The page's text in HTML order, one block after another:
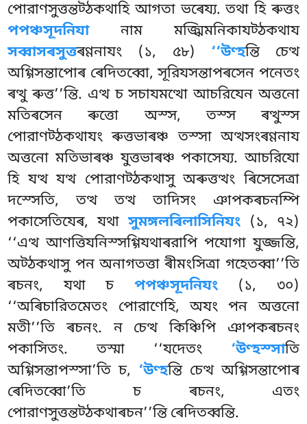
পোরাণসুত্তন্তট্ঠকথাহি আগতা ভৰেয্য. তথা হি ৰুত্তং
পপঞ্চসূদনিযানাম মজ্ঝিমনিকাযট্ঠকথায
সব্বাসৰসুত্তৰণ্ণনাযং (১, ৫৮) ‘‘উণ্হন্তি চেত্থ
অগ্গিসন্তাপোৰ ৰেদিতব্বো, সূরিযসন্তাপৰসেন পনেতং
ৰত্থু ৰুত্ত’’ন্তি. এত্থ চ সচাযমত্থো আচরিযেন অত্তনো
মতিৰসেন ৰুত্তো অস্স, তস্স ৰত্থুস্স
পোরাণট্ঠকথাযং ৰুত্তভাৰঞ্চ তস্সা অত্থসংৰণ্ণনায
অত্তনো মতিভাৰঞ্চ যুত্তভাৰঞ্চ পকাসেয্য. আচরিযো
হি যত্থ যত্থ পোরাণট্ঠকথাসু অৰুত্তত্থং ৰিসেসেত্ৰা
দস্সেতি, তত্থ তত্থ তাদিসং ঞাপকৰচনম্পি
পকাসেতিযেৰ, যথাসুমঙ্গলৰিলাসিনিযং (১, ৭২)
‘‘এত্থ আণত্তিযনিস্সগ্গিযথাৰরাপি পযোগা যুজ্জন্তি,
অট্ঠকথাসু পন অনাগতত্তা ৰীমংসিত্ৰা গহেতব্বা’’তি
ৰচনং, যথা চ পপঞ্চসূদনিযং(১, ৩০)
‘‘অৰিচারিতমেতং পোরাণেহি, অযং পন অত্তনো
মতী’’তি ৰচনং. ন চেত্থ কিঞ্চিপি ঞাপকৰচনং
পকাসিতং. তস্মা ‘‘যদেতং ‘উণ্হস্সাতি
অগ্গিসন্তাপস্সা’তি চ, ‘উণ্হন্তি চেত্থ অগ্গিসন্তাপোৰ
ৰেদিতব্বো’তি চ ৰচনং, এতং
পোরাণসুত্তন্তট্ঠকথাৰচন’’ন্তি ৰেদিতব্বন্তি.